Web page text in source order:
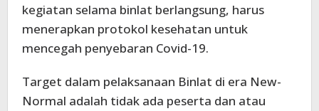
kegiatan selama binlat berlangsung, harus
menerapkan protokol kesehatan untuk
mencegah penyebaran Covid-19.
Target dalam pelaksanaan Binlat di era New-
Normal adalah tidak ada peserta dan atau